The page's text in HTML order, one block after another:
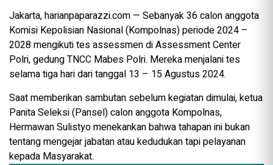
Jakarta, harianpaparazzi.com — Sebanyak 36 calon anggota
Komisi Kepolisian Nasional (Kompolnas) periode 2024 –
2028 mengikuti tes assessmen di Assessment Center
Polri, gedung TNCC Mabes Polri. Mereka menjalani tes
selama tiga hari dari tanggal 13 – 15 Agustus 2024.
Saat memberikan sambutan sebelum kegiatan dimulai, ketua
Panita Seleksi (Pansel) calon anggota Kompolnas,
Hermawan Sulistyo menekankan bahwa tahapan ini bukan
tentang mengejar jabatan atau kedudukan tapi pelayanan
kepada Masyarakat.